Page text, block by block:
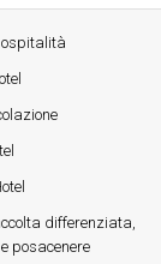
ospitalità
differenziata,
posacenere